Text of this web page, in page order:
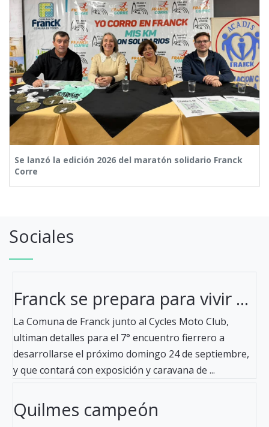
Se lanzó la edición 2026 del maratón solidario Franck
Corre
Sociales
Franck se prepara para vivir ...
La Comuna de Franck junto al Cycles Moto Club,
ultiman detalles para el 7° encuentro fierrero a
desarrollarse el próximo domingo 24 de septiembre,
y que contará con exposición y caravana de ...
Quilmes campeón